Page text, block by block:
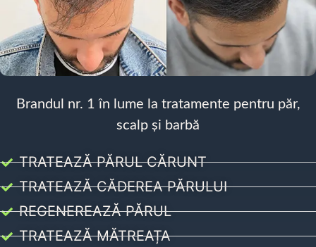
Brandul nr. 1 în lume la tratamente pentru păr,
scalp și barbă
TRATEAZĂ PĂRUL CĂRUNT
TRATEAZĂ CĂDEREA PĂRULUI
REGENEREAZĂ PĂRUL
TRATEAZĂ MĂTREAȚA